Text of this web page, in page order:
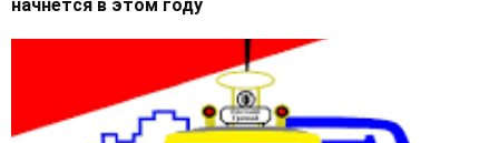
начнется в этом году